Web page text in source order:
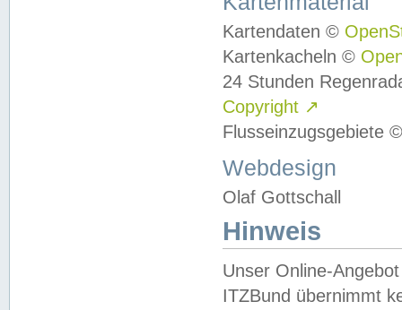
Kartendaten ©
Kartenkacheln ©
24 Stunden
Copyright ↗
Flusseinzugsgebiete
Webdesign
Olaf Gottschall
Hinweis
Unser Online-
ITZBund übernimmt